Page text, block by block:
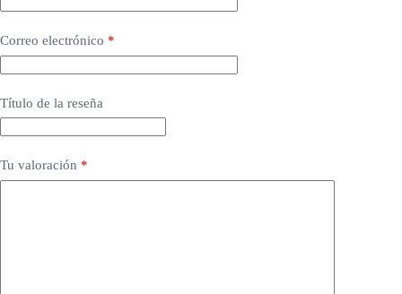
Correo electrónico *
Título de la reseña
Tu valoración *